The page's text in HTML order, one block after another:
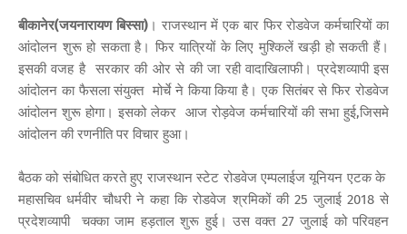
बीकानेर(जयनारायण बिस्सा)। राजस्थान में एक बार फिर रोडवेज कर्मचारियों का
आंदोलन शुरू हो सकता है। फिर यात्रियों के लिए मुश्किलें खड़ी हो सकती हैं।
इसकी वजह है सरकार की ओर से की जा रही वादाखिलाफी। प्रदेशव्यापी इस
आंदोलन का फैसला संयुक्त मोर्चे ने किया किया है। एक सितंबर से फिर रोडवेज
आंदोलन शुरू होगा। इसको लेकर आज रोड़वेज कर्मचारियों की सभा हुई,जिसमे
आंदोलन की रणनीति पर विचार हुआ।
बैठक को संबोधित करते हुए राजस्थान स्टेट रोडवेज एम्पलाईज यूनियन एटक के
महासचिव धर्मवीर चौधरी ने कहा कि रोडवेज श्रमिकों की 25 जुलाई 2018 से
प्रदेशव्यापी चक्का जाम हड़ताल शुरू हुई। उस वक्त 27 जुलाई को परिवहन